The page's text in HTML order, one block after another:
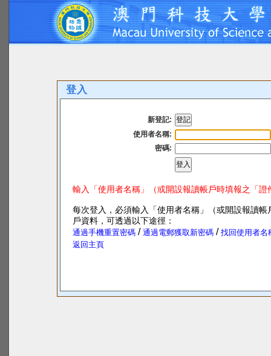
登入
新登記:
使用者名稱:
密碼:
輸入「使用者名稱」（或開設報讀帳戶時填報之「
每次登入，必須輸入「使用者名稱」（或開設報讀
戶資料，可透過以下途徑：
通過手機重置密碼 / 通過電郵獲取新密碼 / 找回使用者名
返回主頁